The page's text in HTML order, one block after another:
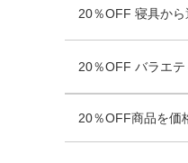
20％OFF 寝具から
20％OFF バラエ
20％OFF商品を価